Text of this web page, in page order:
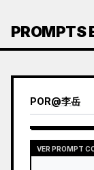
PROMPTS
POR@李岳
VER PROMPT